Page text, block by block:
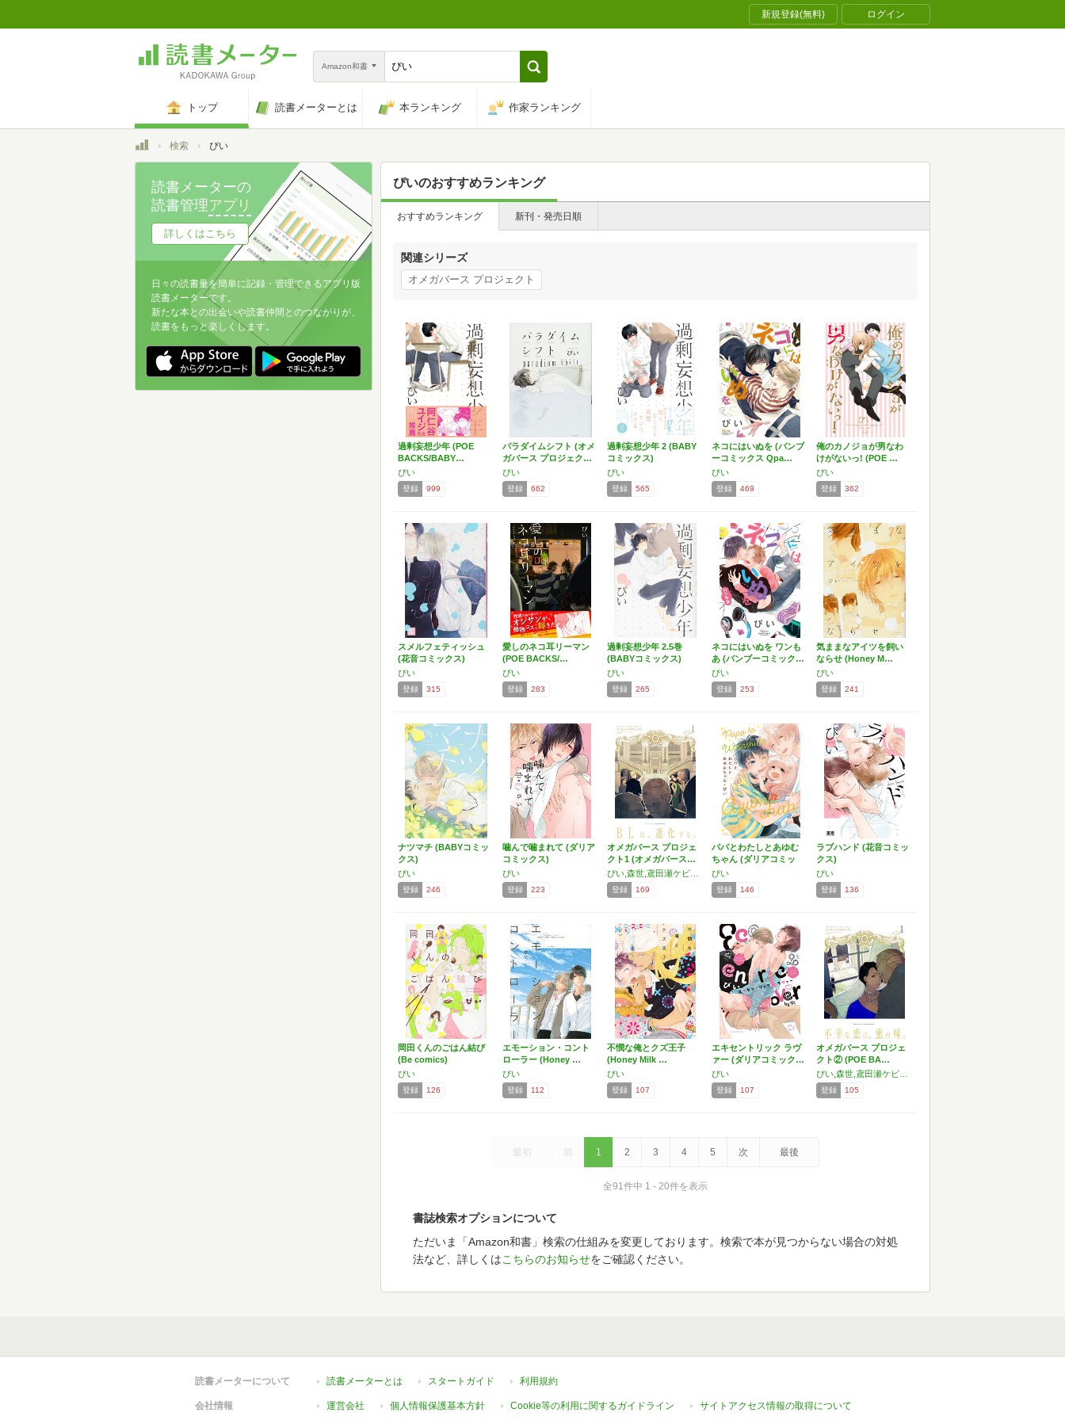
新規登録(無料) ログイン
Amazon和書
トップ 読書メーターとは 本ランキング 作家ランキング
トップ検索 ぴい
ぴいのおすすめランキング
おすすめランキング 新刊・発売日順
関連シリーズ
オメガバース プロジェクト
過剰妄想少年 (POE
BACKS/BABY…
ぴい
登録 999
パラダイムシフト (オメ
ガバース プロジェク…
ぴい
登録 662
過剰妄想少年 2 (BABY
コミックス)
ぴい
登録 565
ネコにはいぬを (バンブ
ーコミックス Qpa…
ぴい
登録 469
俺のカノジョが男なわ
けがないっ! (POE …
ぴい
登録 362
スメルフェティッシュ
(花音コミックス)
ぴい
登録 315
愛しのネコ耳リーマン
(POE BACKS/…
ぴい
登録 283
過剰妄想少年 2.5巻
(BABYコミックス)
ぴい
登録 265
ネコにはいぬを ワンも
あ (バンブーコミック…
ぴい
登録 253
気ままなアイツを飼い
ならせ (Honey M…
ぴい
登録 241
ナツマチ (BABYコミッ
クス)
ぴい
登録 246
噛んで噛まれて (ダリア
コミックス)
ぴい
登録 223
オメガバース プロジェ
クト1 (オメガバース…
登録 169
パパとわたしとあゆむ
ちゃん (ダリアコミッ
ク…
ぴい
登録 146
ラブハンド (花音コミッ
クス)
ぴい
登録 136
岡田くんのごはん結び
(Be comics)
ぴい
登録 126
エモーション・コント
ローラー (Honey …
ぴい
登録 112
不憫な俺とクズ王子
(Honey Milk …
ぴい
登録 107
エキセントリック ラヴ
ァー (ダリアコミック…
ぴい
登録 107
オメガバース プロジェ
クト② (POE BA…
登録 105
最初 前 1 2 3 4 5 次 最後
全91件中 1 - 20件を表示
書誌検索オプションについて
ただいま「Amazon和書」検索の仕組みを変更しております。検索で本が見つからない場合の対処
法など、詳しくはこちらのお知らせをご確認ください。
読書メーターの
読書管理アプリ
詳しくはこちら
日々の読書量を簡単に記録・管理できるアプリ版
読書メーターです。
新たな本との出会いや読書仲間とのつながりが、
読書をもっと楽しくします。
読書メーターについて 読書メーターとは スタートガイド 利用規約
会社情報 運営会社 個人情報保護基本方針 Cookie等の利用に関するガイドライン サイトアクセス情報の取得について